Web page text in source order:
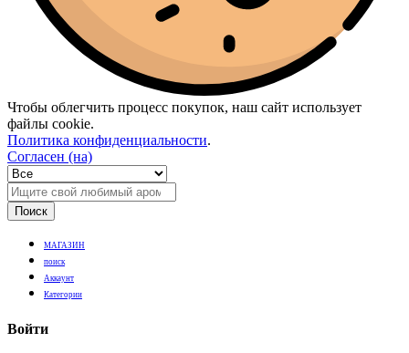
Чтобы облегчить процесс покупок, наш сайт использует
файлы cookie.
Политика конфиденциальности.
Согласен (на)
Поиск
МАГАЗИН
поиск
Аккаунт
Категории
Войти